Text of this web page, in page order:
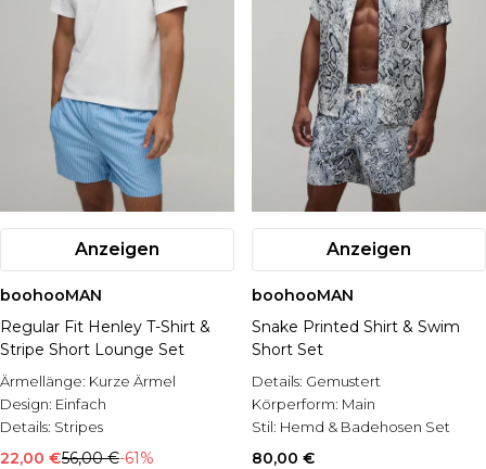
Anzeigen
boohooMAN
Regular Fit Henley T-Shirt &
Stripe Short Lounge Set
Ärmellänge: Kurze Ärmel
Design: Einfach
Details: Stripes
22,00 €56,00 €-61%
Anzeigen
boohooMAN
Snake Printed Shirt & Swim
Short Set
Details: Gemustert
Körperform: Main
Stil: Hemd & Badehosen Set
80,00 €